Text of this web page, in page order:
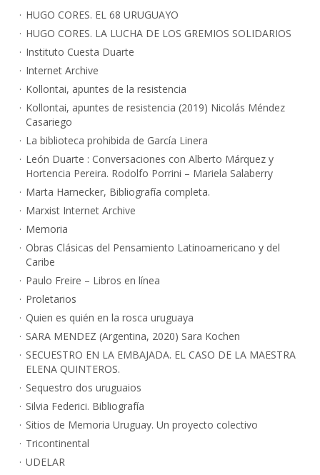
HUGO CORES. EL 68 URUGUAYO
HUGO CORES. LA LUCHA DE LOS GREMIOS SOLIDARIOS
Instituto Cuesta Duarte
Internet Archive
Kollontai, apuntes de la resistencia
Kollontai, apuntes de resistencia (2019) Nicolás Méndez
Casariego
La biblioteca prohibida de García Linera
León Duarte : Conversaciones con Alberto Márquez y
Hortencia Pereira. Rodolfo Porrini – Mariela Salaberry
Marta Harnecker, Bibliografía completa.
Marxist Internet Archive
Memoria
Obras Clásicas del Pensamiento Latinoamericano y del
Caribe
Paulo Freire – Libros en línea
Proletarios
Quien es quién en la rosca uruguaya
SARA MENDEZ (Argentina, 2020) Sara Kochen
SECUESTRO EN LA EMBAJADA. EL CASO DE LA MAESTRA
ELENA QUINTEROS.
Sequestro dos uruguaios
Silvia Federici. Bibliografía
Sitios de Memoria Uruguay. Un proyecto colectivo
Tricontinental
UDELAR